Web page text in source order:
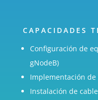
CAPACIDADES
Configuración de
gNodeB)
Implementación
Instalación de
NT&TS Group
Asesoría corporativa
redes y servicios IT.